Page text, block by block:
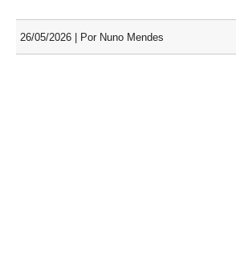
26/05/2026 | Por Nuno Mendes